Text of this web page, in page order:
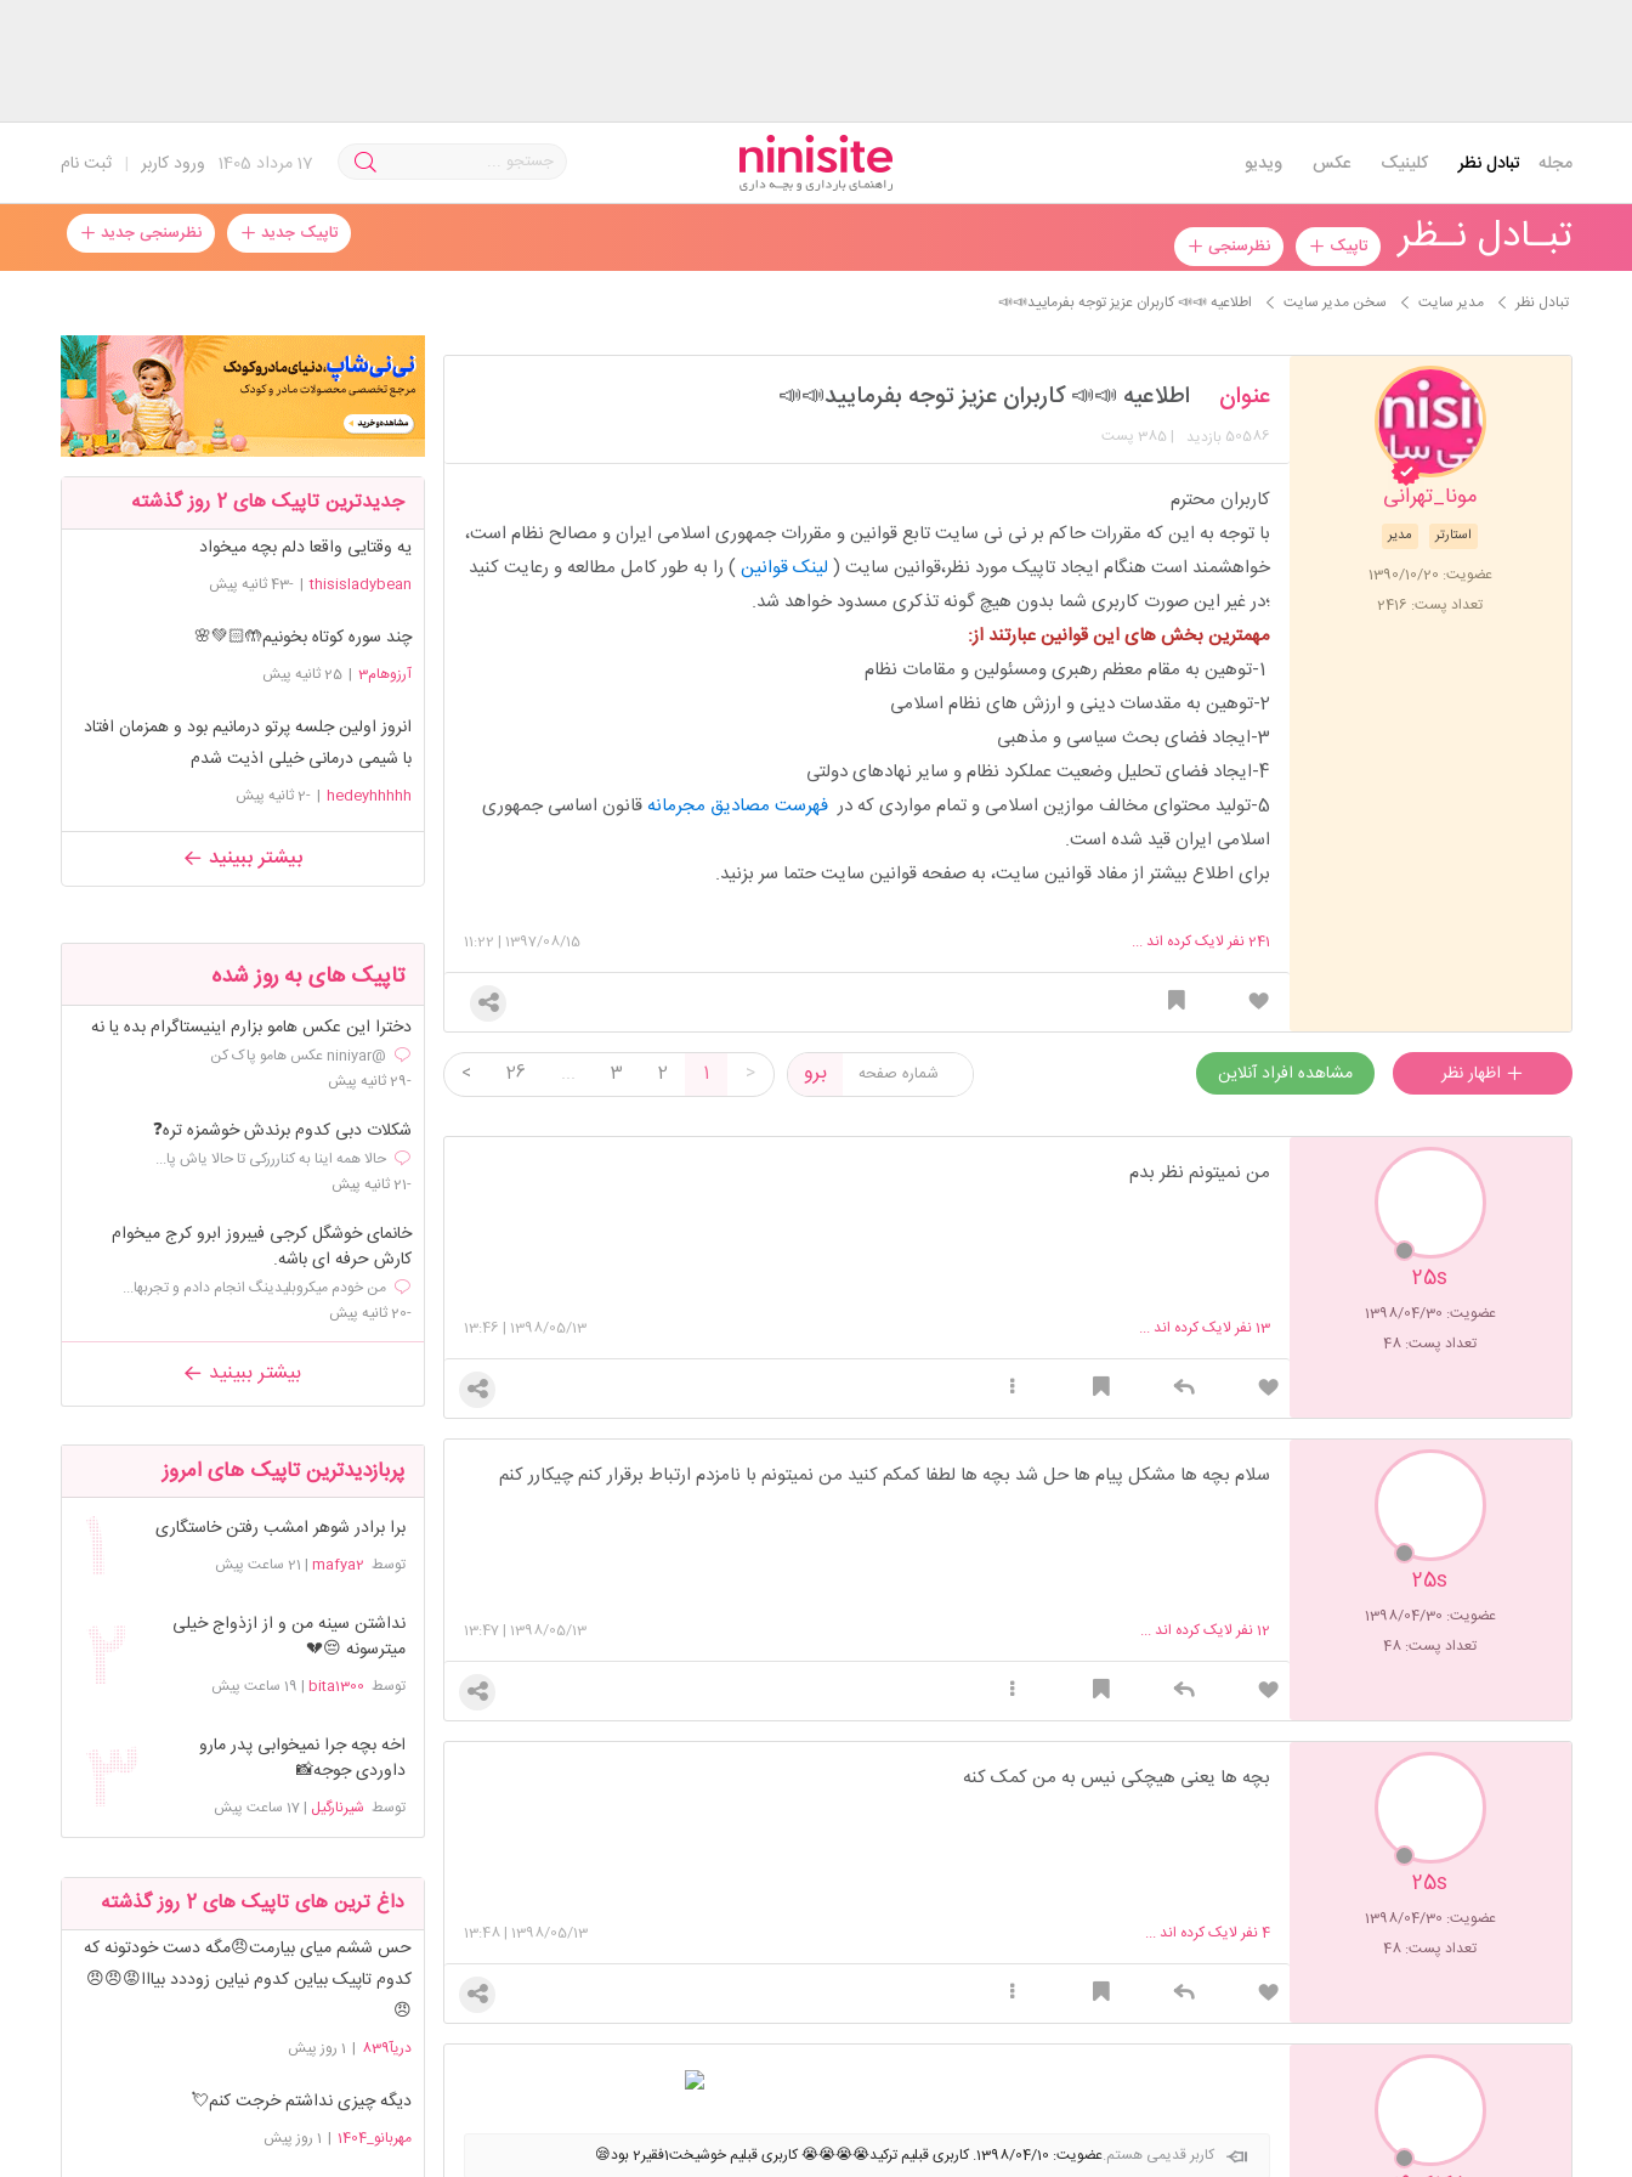
ثبت نام | ورود کاربر 17مرداد 1405 مجله تبادل نظر کلینیک عکس ویدیو
تبـادل نـظر تاپیک نظرسنجی تاپیک جدید نظرسنجی جدید
تبادل نظر مدیر سایت سخن مدیر سایت اطلاعیه 📣📣 کاربران عزیز توجه بفرمایید📣📣
مونا_تهرانی
مدیر استارتر
عضویت: 1390/10/20
تعداد پست: 2416
عنوان اطلاعیه 📣📣 کاربران عزیز توجه بفرمایید📣📣
50586 بازدید | 385 پست
کاربران محترم
با توجه به این که مقررات حاکم بر نی نی سایت تابع قوانین و مقررات جمهوری اسلامی ایران و مصالح نظام است،
خواهشمند است هنگام ایجاد تاپیک مورد نظر،قوانین سایت ( لینک قوانین) را به طور کامل مطالعه و رعایت کنید
؛در غیر این صورت کاربری شما بدون هیچ گونه تذکری مسدود خواهد شد.
مهمترین بخش های این قوانین عبارتند از:
2-توهین به مقدسات دینی و ارزش های نظام اسلامی
3-ایجاد فضای بحث سیاسی و مذهبی
4-ایجاد فضای تحلیل وضعیت عملکرد نظام و سایر نهادهای دولتی
5-تولید محتوای مخالف موازین اسلامی و تمام مواردی که در
فهرست مصادیق مجرمانه
قانون اساسی جمهوری
اسلامی ایران قید شده است.
برای اطلاع بیشتر از مفاد قوانین سایت، به صفحه قوانین سایت حتما سر بزنید.
1397/08/15
|
11:22 241نفر لایک کرده اند ...
>
1
2
3
...
26
< برو مشاهده افراد آنلاین
25s
عضویت: 1398/04/30
تعداد پست: 48
من نمیتونم نظر بدم
1398/05/13
|
13:46 13نفر لایک کرده اند ...
25s
عضویت: 1398/04/30
تعداد پست: 48
سلام بچه ها مشکل پیام ها حل شد بچه ها لطفا کمکم کنید من نمیتونم با نامزدم ارتباط برقرار کنم چیکارر کنم
1398/05/13
|
13:47 12نفر لایک کرده اند ...
25s
عضویت: 1398/04/30
تعداد پست: 48
بچه ها یعنی هیچکی نیس به من کمک کنه
1398/05/13
|
13:48 4نفر لایک کرده اند ...
کاربر قدیمی هستم.عضویت: 1398/04/10. کاربری قبلیم ترکید😭😭😭😭 کاربری قبلیم خوشیخت1فقیر2 بود😪
جدیدترین تاپیک های 2 روز گذشته
یه وقتایی واقعا دلم بچه میخواد
thisisladybean
| -43 ثانیه پیش
چند سوره کوتاه بخونیم🤲🏻💚🌸
آرزوهام3 | 25 ثانیه پیش
انروز اولین جلسه پرتو درمانیم بود و همزمان افتاد
با شیمی درمانی خیلی اذیت شدم
hedeyhhhhh
| -2 ثانیه پیش
بیشتر ببینید
تاپیک های به روز شده
دخترا این عکس هامو بزارم اینیستاگرام بده یا نه
@niniyar عکس هامو پاک کن
-29 ثانیه پیش
شکلات دبی کدوم برندش خوشمزه تره❓
حالا همه اینا به کنارررکی تا حالا یاش پا...
-21 ثانیه پیش
خانمای خوشگل کرجی فیبروز ابرو کرج میخوام
کارش حرفه ای باشه.
من خودم میکروبلیدینگ انجام دادم و تجربها...
-20 ثانیه پیش
بیشتر ببینید
پربازدیدترین تاپیک های امروز
برا برادر شوهر امشب رفتن خاستگاری
توسط mafya2
| 21 ساعت پیش
نداشتن سینه من و از ازذواج خیلی
میترسونه 😔💔
توسط bita1300
| 19 ساعت پیش
اخه بچه جرا نمیخوابی پدر مارو
داوردی جوجه📸
توسط شیرنارگیل |17 ساعت پیش
داغ ترین های تاپیک های 2 روز گذشته
حس ششم میای بیارمت😠مگه دست خودتونه که
کدوم تاپیک بیاین کدوم نیاین زوددد بیااا😡😠😠
😠
دریآ839 | 1 روز پیش
دیگه چیزی نداشتم خرجت کنم💘
مهربانو_1404 | 1 روز پیش